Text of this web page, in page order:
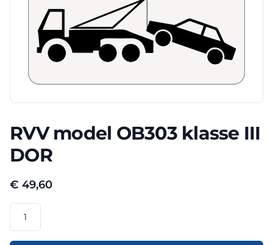
RVV model OB303 klasse III
DOR
€ 49,60
model
OB303